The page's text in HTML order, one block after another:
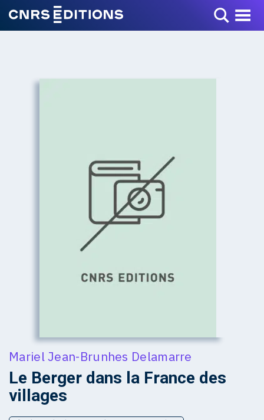
Toggle Menu
Mariel Jean-Brunhes Delamarre
Le Berger dans la France des
villages